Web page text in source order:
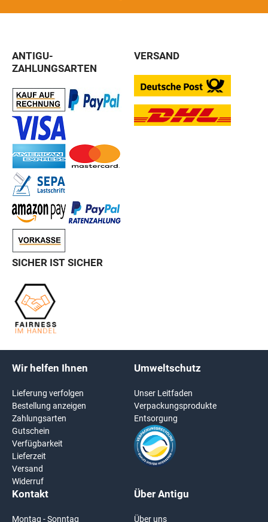
ANTIGU-
ZAHLUNGSARTEN
VERSAND
SICHER IST SICHER
Wir helfen Ihnen
Lieferung verfolgen
Bestellung anzeigen
Zahlungsarten
Gutschein
Verfügbarkeit
Lieferzeit
Versand
Widerruf
Umweltschutz
Unser Leitfaden
Verpackungsprodukte
Entsorgung
Kontakt
Montag - Sonntag
Über Antigu
Über uns